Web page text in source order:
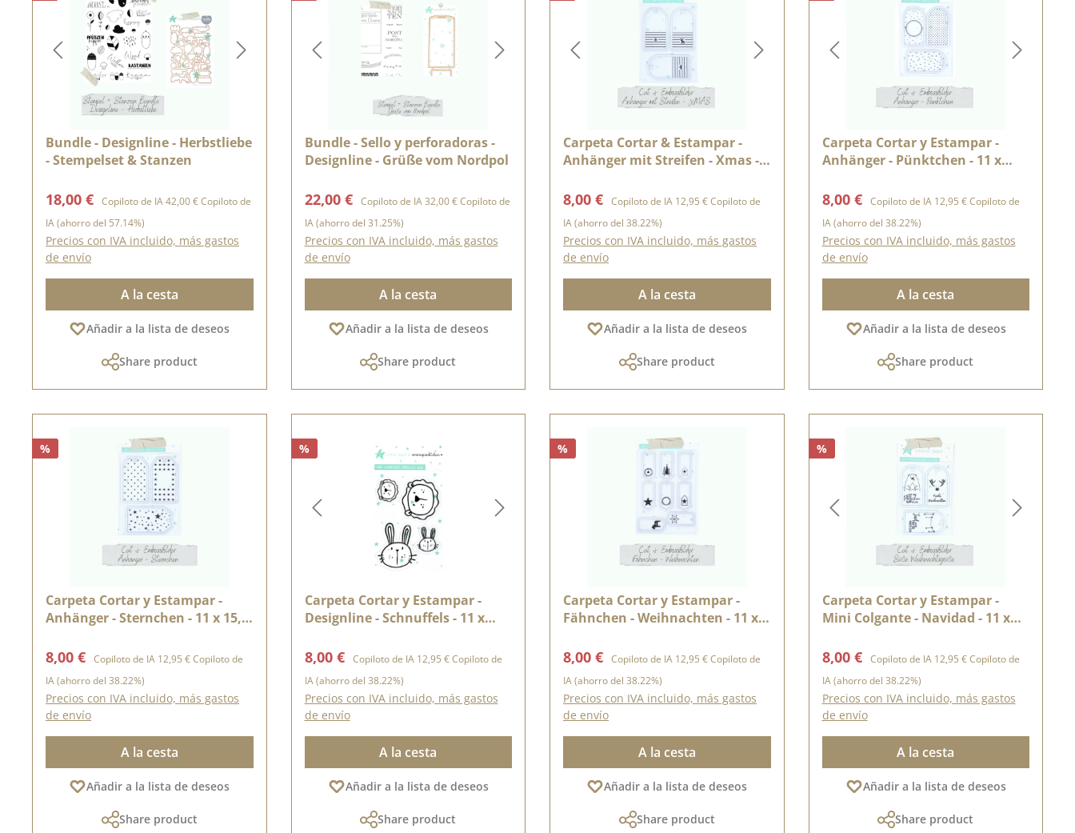
Bundle - Designline - Herbstliebe
- Stempelset & Stanzen
Precio de venta:
18,00 € Copiloto de IA Precio normal:
42,00 €Copiloto de
IA(ahorro del 57.14%)
Precios con IVA incluido, más gastos
de envío
A la cesta
Añadir a la lista de deseos
Share product
Bundle - Sello y perforadoras -
Designline - Grüße vom Nordpol
Precio de venta:
22,00 € Copiloto de IA Precio normal:
32,00 €Copiloto de
IA(ahorro del 31.25%)
Precios con IVA incluido, más gastos
de envío
A la cesta
Añadir a la lista de deseos
Share product
Carpeta Cortar & Estampar -
Anhänger mit Streifen - Xmas -
Precio de venta:
8,00 € Copiloto de IA Precio normal:
12,95 €Copiloto de
IA(ahorro del 38.22%)
Precios con IVA incluido, más gastos
de envío
A la cesta
Añadir a la lista de deseos
Share product
Carpeta Cortar y Estampar -
Anhänger - Pünktchen - 11 x
Precio de venta:
8,00 € Copiloto de IA Precio normal:
12,95 €Copiloto de
IA(ahorro del 38.22%)
Precios con IVA incluido, más gastos
de envío
A la cesta
Añadir a la lista de deseos
Share product
%
Carpeta Cortar y Estampar -
Anhänger - Sternchen - 11 x 15,5
Precio de venta:
8,00 € Copiloto de IA Precio normal:
12,95 €Copiloto de
IA(ahorro del 38.22%)
Precios con IVA incluido, más gastos
de envío
A la cesta
Añadir a la lista de deseos
Share product
%
Carpeta Cortar y Estampar -
Designline - Schnuffels - 11 x
Precio de venta:
8,00 € Copiloto de IA Precio normal:
12,95 €Copiloto de
IA(ahorro del 38.22%)
Precios con IVA incluido, más gastos
de envío
A la cesta
Añadir a la lista de deseos
Share product
%
Carpeta Cortar y Estampar -
Fähnchen - Weihnachten - 11 x
Precio de venta:
8,00 € Copiloto de IA Precio normal:
12,95 €Copiloto de
IA(ahorro del 38.22%)
Precios con IVA incluido, más gastos
de envío
A la cesta
Añadir a la lista de deseos
Share product
%
Carpeta Cortar y Estampar -
Mini Colgante - Navidad - 11 x
Precio de venta:
8,00 € Copiloto de IA Precio normal:
12,95 €Copiloto de
IA(ahorro del 38.22%)
Precios con IVA incluido, más gastos
de envío
A la cesta
Añadir a la lista de deseos
Share product